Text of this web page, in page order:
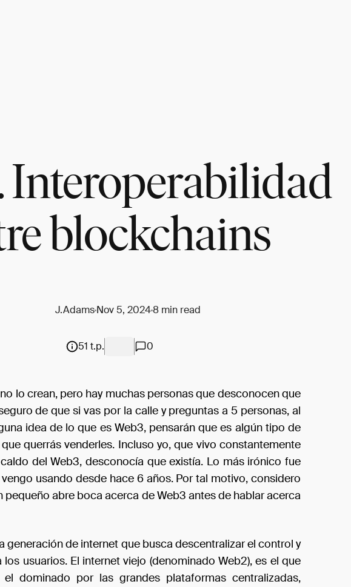
Interoperabilidad
blockchains
J.AdamsNov 5, 20248 min read
51 t.p. 0
lo crean, pero hay muchas personas que desconocen que
de que si vas por la calle y preguntas a 5 personas, al
idea de lo que es Web3, pensarán que es algún tipo de
querrás venderles. Incluso yo, que vivo constantemente
del Web3, desconocía que existía. Lo más irónico fue
usando desde hace 6 años. Por tal motivo, considero
pequeño abre boca acerca de Web3 antes de hablar acerca
generación de internet que busca descentralizar el control y
usuarios. El internet viejo (denominado Web2), es el que
dominado por las grandes plataformas centralizadas,